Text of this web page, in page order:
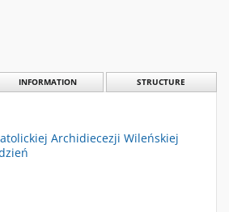
INFORMATION STRUCTURE
Archidiecezji Wileńskiej